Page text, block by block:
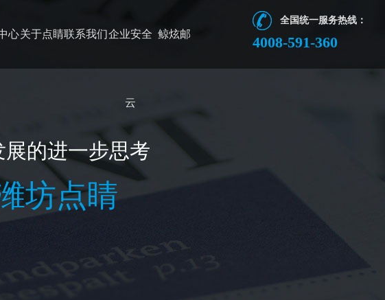
心关于点睛联系我们企业安全
云
鲸炫邮
全国统一服务热线：
4008-591-360
的进一步思考
坊点睛